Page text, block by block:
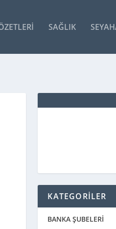
SAĞLIK
KATEGORİLER
BANKA ŞUBELERİ